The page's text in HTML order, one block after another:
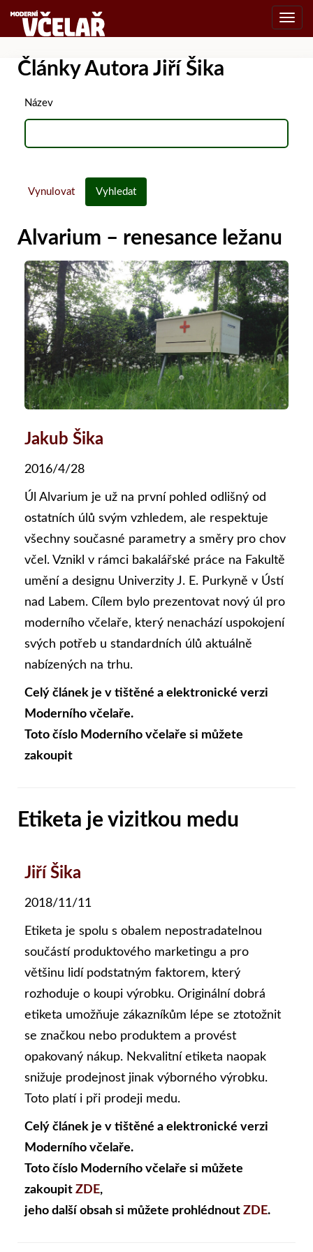
Články Autora Jiří Šika
Název
Vynulovat Vyhledat
Alvarium – renesance ležanu
Jakub Šika
2016/4/28
Úl Alvarium je už na první pohled odlišný od
ostatních úlů svým vzhledem, ale respektuje
všechny současné parametry a směry pro chov
včel. Vznikl v rámci bakalářské práce na Fakultě
umění a designu Univerzity J. E. Purkyně v Ústí
nad Labem. Cílem bylo prezentovat nový úl pro
moderního včelaře, který nenachází uspokojení
svých potřeb u standardních úlů aktuálně
nabízených na trhu.
Celý článek je v tištěné a elektronické verzi
Moderního včelaře.
Toto číslo Moderního včelaře si můžete
zakoupit
Etiketa je vizitkou medu
Jiří Šika
2018/11/11
Etiketa je spolu s obalem nepostradatelnou
součástí produktového marketingu a pro
většinu lidí podstatným faktorem, který
rozhoduje o koupi výrobku. Originální dobrá
etiketa umožňuje zákazníkům lépe se ztotožnit
se značkou nebo produktem a provést
opakovaný nákup. Nekvalitní etiketa naopak
snižuje prodejnost jinak výborného výrobku.
Toto platí i při prodeji medu.
Celý článek je v tištěné a elektronické verzi
Moderního včelaře.
Toto číslo Moderního včelaře si můžete
zakoupit ZDE,
jeho další obsah si můžete prohlédnout ZDE.